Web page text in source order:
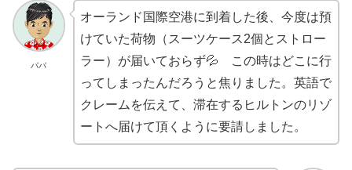
パパ
オーランド国際空港に到着した後、今度は預
けていた荷物（スーツケース2個とストロー
ラー）が届いておらず💦 この時はどこに行
ってしまったんだろうと焦りました。英語で
クレームを伝えて、滞在するヒルトンのリゾ
ートへ届けて頂くように要請しました。